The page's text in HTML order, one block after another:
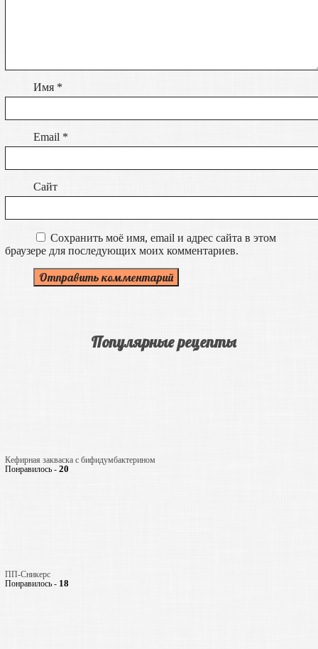
Имя *
Email *
Сайт
Сохранить моё имя, email и адрес сайта в этом
браузере для последующих моих комментариев.
Популярные рецепты
Кефирная закваска с бифидумбактерином
Понравилось - 20
ПП-Сникерс
Понравилось - 18